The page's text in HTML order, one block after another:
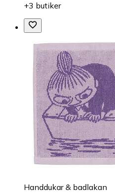
+3 butiker
Handdukar & badlakan